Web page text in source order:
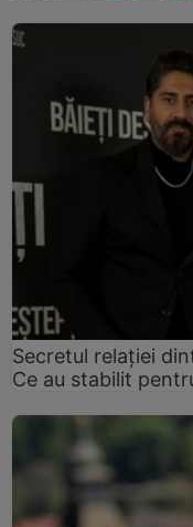
Secretul relației
Ce au stabilit